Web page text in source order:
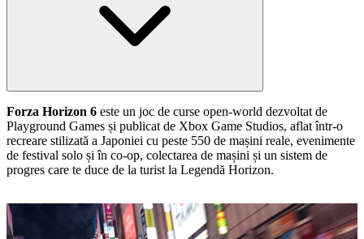
Forza Horizon 6 este un joc de curse open‑world dezvoltat de
Playground Games și publicat de Xbox Game Studios, aflat într‑o
recreare stilizată a Japoniei cu peste 550 de mașini reale, evenimente
de festival solo și în co‑op, colectarea de mașini și un sistem de
progres care te duce de la turist la Legendă Horizon.